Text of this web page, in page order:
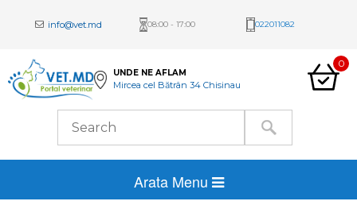
info@vet.md 08:00 - 17:00 022011082
UNDE NE AFLAM
Mircea cel Bătrân 34 Chisinau
0
Arata Menu